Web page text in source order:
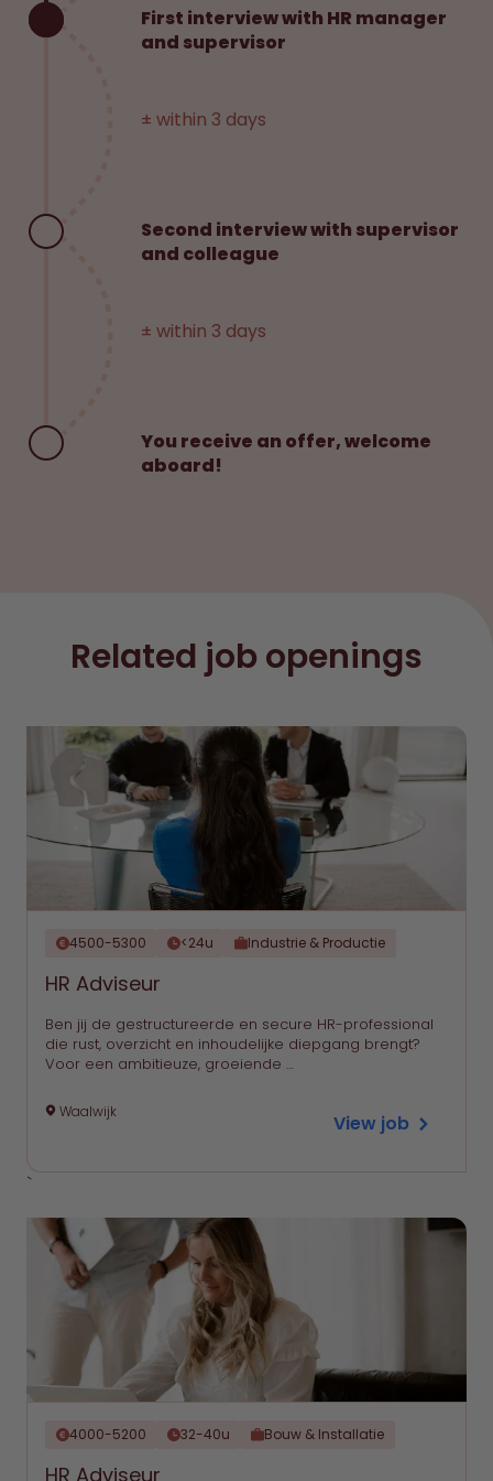
± within 3 days
First interview with HR manager
and supervisor
± within 3 days
Second interview with supervisor
and colleague
You receive an offer, welcome
aboard!
Related job openings
4500-5300 <24u Industrie & Productie
HR Adviseur
Ben jij de gestructureerde en secure HR-professional
die rust, overzicht en inhoudelijke diepgang brengt?
Voor een ambitieuze, groeiende …
Waalwijk View job
`
4000-5200 32-40u Bouw & Installatie
HR Adviseur